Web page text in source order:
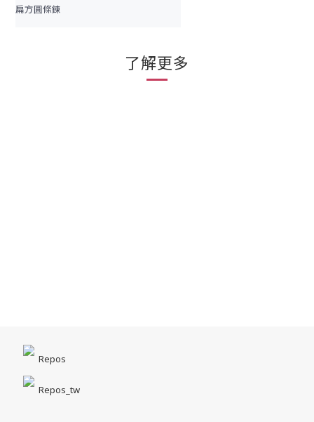
扁方圓條鍊
了解更多
Repos
Repos_tw